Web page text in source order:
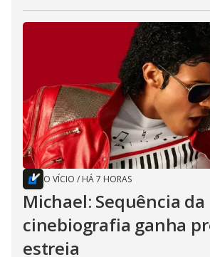
O VÍCIO / HÁ 7 HORAS
Michael: Sequência da
cinebiografia ganha
estreia